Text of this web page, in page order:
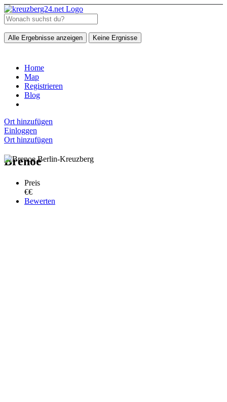
Alle Ergebnisse anzeigen Keine Ergnisse
Home
Map
Registrieren
Blog
Ort hinzufügen
Einloggen
Ort hinzufügen
Brenoe
Preis
€€
Bewerten